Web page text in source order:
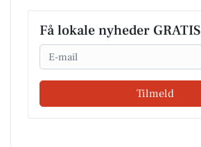
Få lokale nyheder GRATIS
Email
Tilmeld